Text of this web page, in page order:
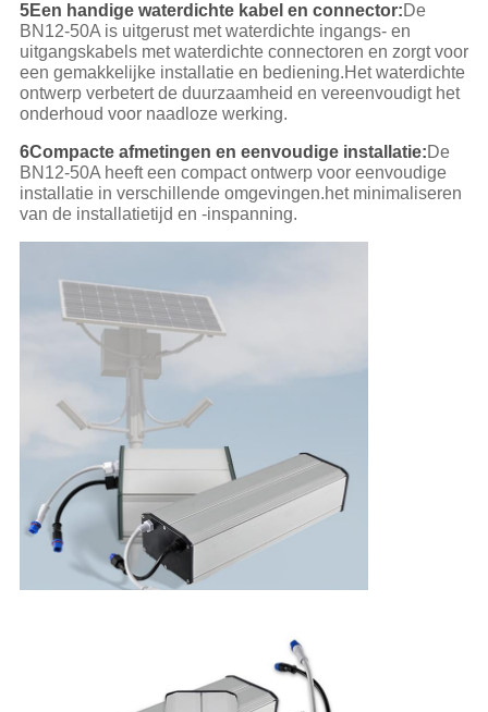
5Een handige waterdichte kabel en connector:De
BN12-50A is uitgerust met waterdichte ingangs- en
uitgangskabels met waterdichte connectoren en zorgt voor
een gemakkelijke installatie en bediening.Het waterdichte
ontwerp verbetert de duurzaamheid en vereenvoudigt het
onderhoud voor naadloze werking.
6Compacte afmetingen en eenvoudige installatie:De
BN12-50A heeft een compact ontwerp voor eenvoudige
installatie in verschillende omgevingen.het minimaliseren
van de installatietijd en -inspanning.